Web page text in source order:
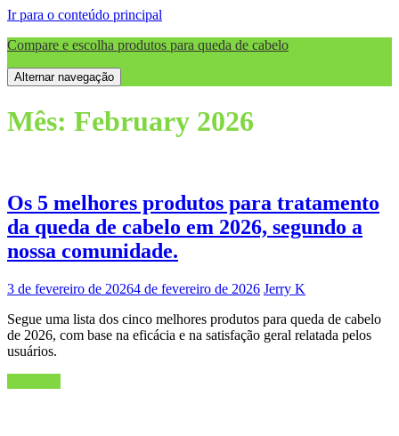
Ir para o conteúdo principal
Compare e escolha produtos para queda de cabelo
Alternar navegação
Mês: February 2026
Os 5 melhores produtos para tratamento
da queda de cabelo em 2026, segundo a
nossa comunidade.
3 de fevereiro de 20264 de fevereiro de 2026 Jerry K
Segue uma lista dos cinco melhores produtos para queda de cabelo
de 2026, com base na eficácia e na satisfação geral relatada pelos
usuários.